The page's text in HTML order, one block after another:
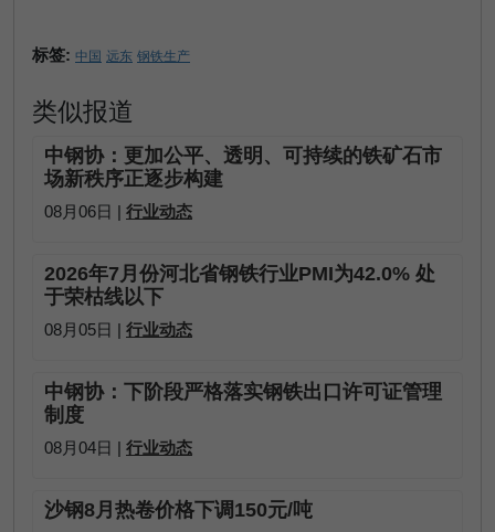
标签: 中国 远东 钢铁生产
类似报道
中钢协：更加公平、透明、可持续的铁矿石市
场新秩序正逐步构建
08月06日 | 行业动态
2026年7月份河北省钢铁行业PMI为42.0% 处
于荣枯线以下
08月05日 | 行业动态
中钢协：下阶段严格落实钢铁出口许可证管理
制度
08月04日 | 行业动态
沙钢8月热卷价格下调150元/吨